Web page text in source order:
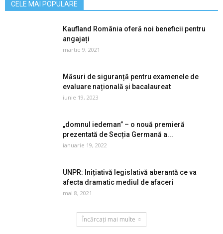
CELE MAI POPULARE
Kaufland România oferă noi beneficii pentru
angajați
martie 9, 2021
Măsuri de siguranță pentru examenele de
evaluare națională și bacalaureat
iunie 19, 2023
„domnul iedeman” – o nouă premieră
prezentată de Secția Germană a...
ianuarie 19, 2022
UNPR: Inițiativă legislativă aberantă ce va
afecta dramatic mediul de afaceri
mai 8, 2021
Încărcați mai multe